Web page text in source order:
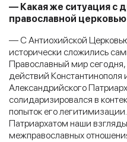
— Какая же ситуация с
православной
— С Антиохийской
исторически сложились
Православный мир
действий
Александрийского
солидаризировался в
попыток его
Патриархатом наши
межправославных